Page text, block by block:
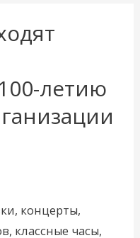
летию
концерты,
классные часы,